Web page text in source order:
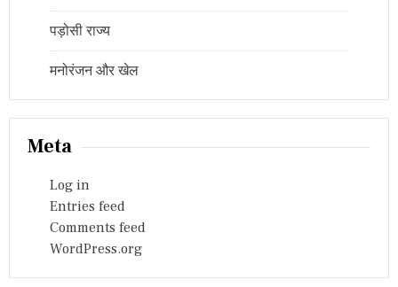
पड़ोसी राज्य
मनोरंजन और खेल
Meta
Log in
Entries feed
Comments feed
WordPress.org